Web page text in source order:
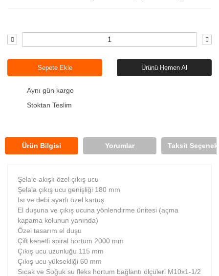
Sepete Ekle Ürünü Hemen Al
Aynı gün kargo
Stoktan Teslim
Ürün Bilgisi Yorumlar Taksit
Şelale akışlı özel çıkış ucu
Şelala çıkış ucu genişliği 180 mm
Isı ve debi ayarlı özel kartuş
El duşuna ve çıkış ucuna yönlendirme ünitesi (açma
kapama kolunun yanında)
Özel tasarım el duşu
Çift kenetli spiral hortum 2000 mm
Çıkış ucu uzunluğu 115 mm
Çıkış ucu yüksekliği 60 mm
Sıcak ve Soğuk su fleks hortum bağlantı ölçüleri M10x1-1/2